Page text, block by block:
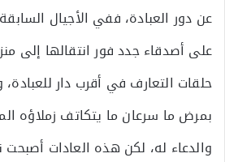
عن دور العبادة، ففي الأجيال
على أصدقاء جدد فور انتقالها إلى
حلقات التعارف في أقرب دار
بمرض ما سرعان ما يتكاتف زملاؤه
والدعاء له، لكن هذه العادات أصبحت